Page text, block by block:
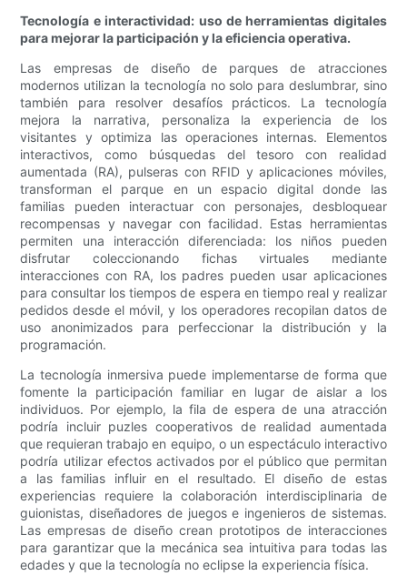
Tecnología e interactividad: uso de herramientas digitales
para mejorar la participación y la eficiencia operativa.
Las empresas de diseño de parques de atracciones
modernos utilizan la tecnología no solo para deslumbrar, sino
también para resolver desafíos prácticos. La tecnología
mejora la narrativa, personaliza la experiencia de los
visitantes y optimiza las operaciones internas. Elementos
interactivos, como búsquedas del tesoro con realidad
aumentada (RA), pulseras con RFID y aplicaciones móviles,
transforman el parque en un espacio digital donde las
familias pueden interactuar con personajes, desbloquear
recompensas y navegar con facilidad. Estas herramientas
permiten una interacción diferenciada: los niños pueden
disfrutar coleccionando fichas virtuales mediante
interacciones con RA, los padres pueden usar aplicaciones
para consultar los tiempos de espera en tiempo real y realizar
pedidos desde el móvil, y los operadores recopilan datos de
uso anonimizados para perfeccionar la distribución y la
programación.
La tecnología inmersiva puede implementarse de forma que
fomente la participación familiar en lugar de aislar a los
individuos. Por ejemplo, la fila de espera de una atracción
podría incluir puzles cooperativos de realidad aumentada
que requieran trabajo en equipo, o un espectáculo interactivo
podría utilizar efectos activados por el público que permitan
a las familias influir en el resultado. El diseño de estas
experiencias requiere la colaboración interdisciplinaria de
guionistas, diseñadores de juegos e ingenieros de sistemas.
Las empresas de diseño crean prototipos de interacciones
para garantizar que la mecánica sea intuitiva para todas las
edades y que la tecnología no eclipse la experiencia física.